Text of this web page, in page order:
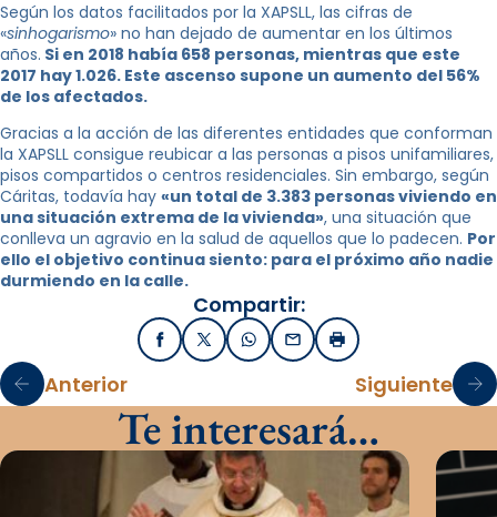
Según los datos facilitados por la XAPSLL, las cifras de
«sinhogarismo» no han dejado de aumentar en los últimos
años. Si en 2018 había 658 personas, mientras que este
2017 hay 1.026. Este ascenso supone un aumento del 56%
de los afectados.
Gracias a la acción de las diferentes entidades que conforman
la XAPSLL consigue reubicar a las personas a pisos unifamiliares,
pisos compartidos o centros residenciales. Sin embargo, según
Cáritas, todavía hay «un total de 3.383 personas viviendo en
una situación extrema de la vivienda», una situación que
conlleva un agravio en la salud de aquellos que lo padecen. Por
ello el objetivo continua siento: para el próximo año nadie
durmiendo en la calle.
Compartir:
FacebookX / TwitterWhatsApp
EmailImprimir
Anterior Siguiente
Te interesará…